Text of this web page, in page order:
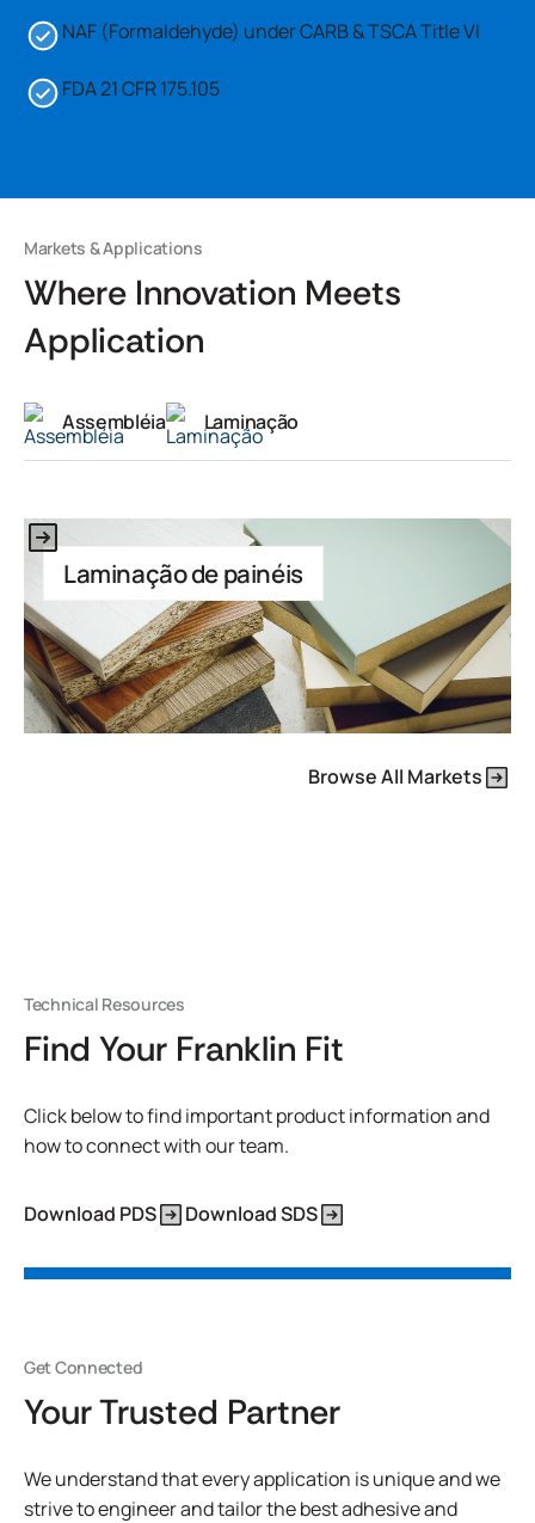
NAF (Formaldehyde) under CARB & TSCA Title VI
FDA 21 CFR 175.105
Markets & Applications
Where Innovation Meets
Application
Assembléia Laminação
Laminação de painéis
This is some text inside of a div block.
Browse All Markets
Technical Resources
Find Your Franklin Fit
Click below to find important product information and
how to connect with our team.
Download PDS Download SDS
Get Connected
Your Trusted Partner
We understand that every application is unique and we
strive to engineer and tailor the best adhesive and